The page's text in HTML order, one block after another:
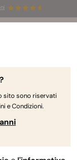
per i
sito sono riservati
e Condizioni.